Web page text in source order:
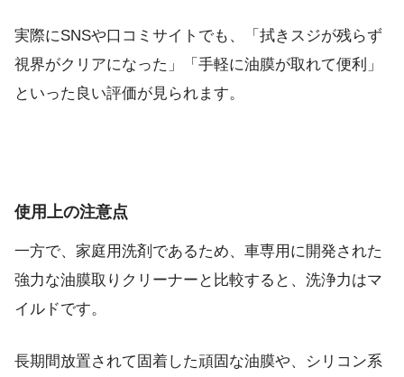
実際にSNSや口コミサイトでも、「拭きスジが残らず
視界がクリアになった」「手軽に油膜が取れて便利」
といった良い評価が見られます。
使用上の注意点
一方で、家庭用洗剤であるため、車専用に開発された
強力な油膜取りクリーナーと比較すると、洗浄力はマ
イルドです。
長期間放置されて固着した頑固な油膜や、シリコン系